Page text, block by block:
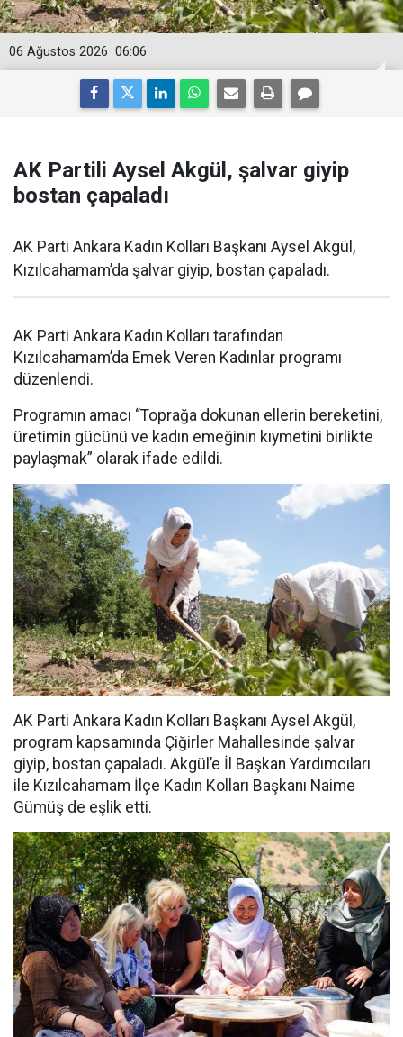
06:06
06 Ağustos 2026
AK Partili Aysel Akgül, şalvar giyip
bostan çapaladı
AK Parti Ankara Kadın Kolları Başkanı Aysel Akgül,
Kızılcahamam’da şalvar giyip, bostan çapaladı.
AK Parti Ankara Kadın Kolları tarafından
Kızılcahamam’da Emek Veren Kadınlar programı
düzenlendi.
Programın amacı “Toprağa dokunan ellerin bereketini,
üretimin gücünü ve kadın emeğinin kıymetini birlikte
paylaşmak” olarak ifade edildi.
AK Parti Ankara Kadın Kolları Başkanı Aysel Akgül,
program kapsamında Çiğirler Mahallesinde şalvar
giyip, bostan çapaladı. Akgül’e İl Başkan Yardımcıları
ile Kızılcahamam İlçe Kadın Kolları Başkanı Naime
Gümüş de eşlik etti.